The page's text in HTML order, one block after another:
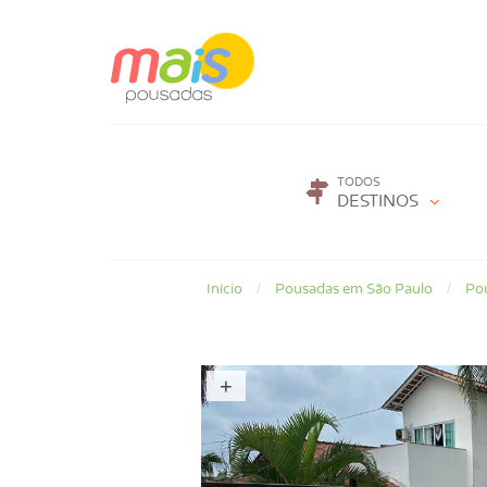
TODOS
DESTINOS
Início Pousadas em São Paulo